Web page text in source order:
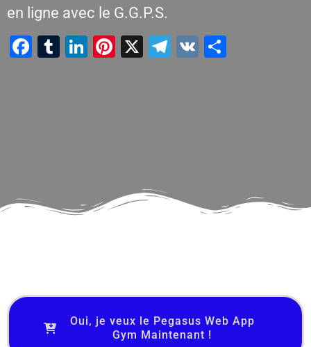
en ligne avec le G.G.P.S.
Facebook
Tumblr
LinkedIn
Pinterest
X Telegram
VK
Oui, je veux le Pegasus Web App
Gym Maintenant !